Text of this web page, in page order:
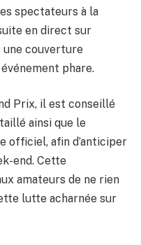
spectateurs à la
en direct sur
une couverture
phare.
Prix, il est conseillé
ainsi que le
officiel, afin d’anticiper
end. Cette
amateurs de ne rien
lutte acharnée sur